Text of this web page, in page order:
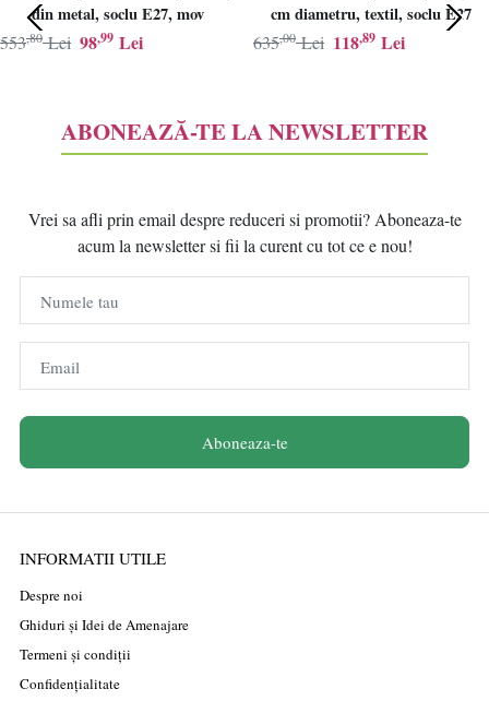
din metal, soclu E27, mov
98,99 Lei
553,80 Lei
cm diametru, textil, soclu E27
118,89 Lei
635,00 Lei
ABONEAZĂ-TE LA NEWSLETTER
Vrei sa afli prin email despre reduceri si promotii? Aboneaza-te
acum la newsletter si fii la curent cu tot ce e nou!
Numele tau
Email
Aboneaza-te
INFORMATII UTILE
Despre noi
Ghiduri și Idei de Amenajare
Termeni și condiții
Confidențialitate